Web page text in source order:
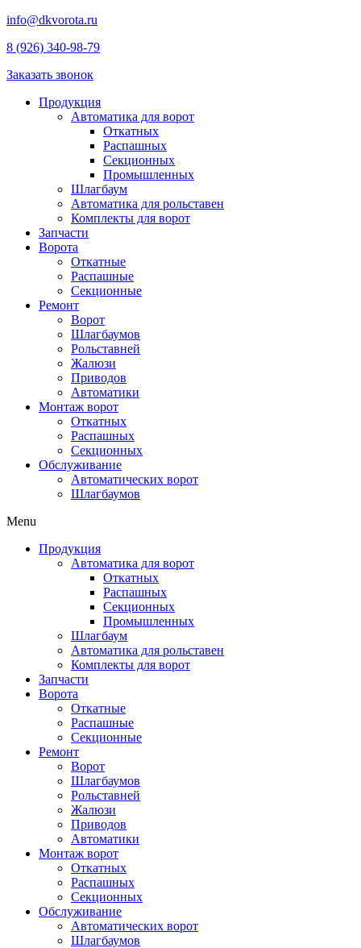
info@dkvorota.ru
8 (926) 340-98-79
Заказать звонок
Продукция
Автоматика для ворот
Откатных
Распашных
Секционных
Промышленных
Шлагбаум
Автоматика для рольставен
Комплекты для ворот
Запчасти
Ворота
Откатные
Распашные
Секционные
Ремонт
Ворот
Шлагбаумов
Рольставней
Жалюзи
Приводов
Автоматики
Монтаж ворот
Откатных
Распашных
Секционных
Обслуживание
Автоматических ворот
Шлагбаумов
Menu
Продукция
Автоматика для ворот
Откатных
Распашных
Секционных
Промышленных
Шлагбаум
Автоматика для рольставен
Комплекты для ворот
Запчасти
Ворота
Откатные
Распашные
Секционные
Ремонт
Ворот
Шлагбаумов
Рольставней
Жалюзи
Приводов
Автоматики
Монтаж ворот
Откатных
Распашных
Секционных
Обслуживание
Автоматических ворот
Шлагбаумов